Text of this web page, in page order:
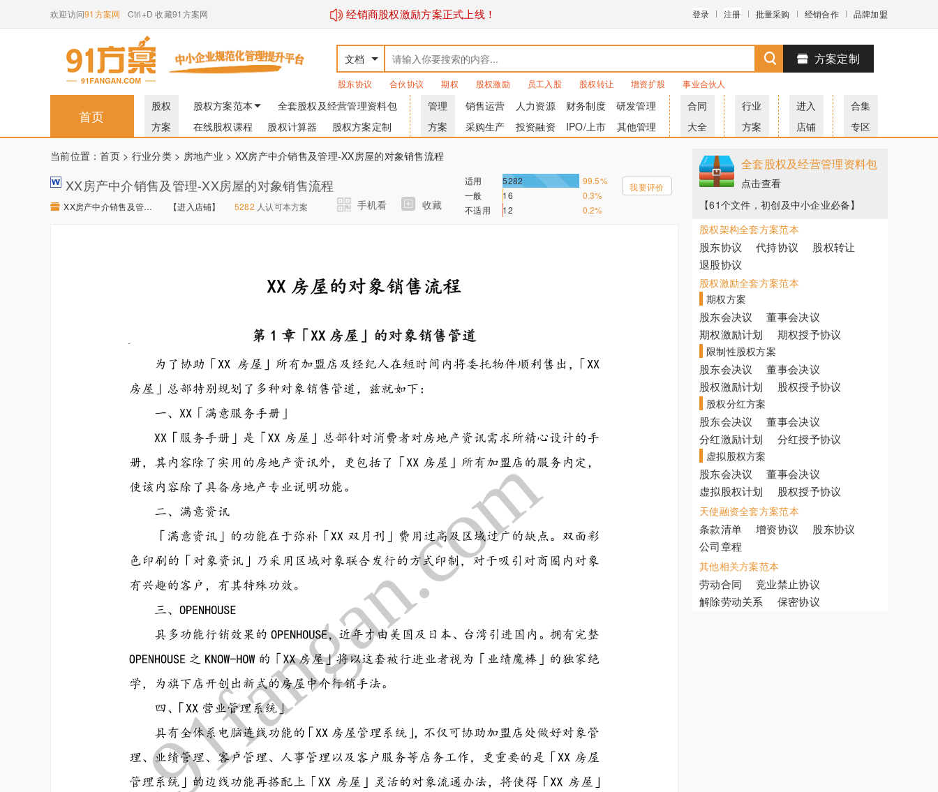
经销商股权激励方案正式上线！
欢迎访问91方案网 Ctrl+D 收藏91方案网 登录 注册 批量采购 经销合作 品牌加盟
文档
股东协议 合伙协议 期权 股权激励 员工入股 股权转让 增资扩股 事业合伙人
方案定制
首页
股权
方案
股权方案范本
全套股权及经营管理资料包
在线股权课程
股权计算器 股权方案定制
管理
方案
销售运营 人力资源 财务制度
研发管理
采购生产
投资融资 IPO/上市 其他管理
合同
大全
行业
方案
进入
店铺
合集
专区
当前位置：首页> 行业分类> 房地产业 > XX房产中介销售及管理-XX房屋的对象销售流程
XX房产中介销售及管理-XX房屋的对象销售流程
XX房产中介销售及管理全套资料 【进入店铺】 【进入店铺】 5282 人认可本方案 手机看 收藏
适用 5282
99.5%
一般
16
0.3%
不适用
12 0.2%
我要评价
全套股权及经营管理资料包
点击查看
【61个文件，初创及中小企业必备】
股权架构全套方案范本
股东协议 代持协议
股权转让
退股协议
股权激励全套方案范本
期权方案
股东会决议
董事会决议
期权激励计划
期权授予协议
限制性股权方案
股东会决议
董事会决议
股权激励计划
股权授予协议
股权分红方案
股东会决议
董事会决议
分红激励计划
分红授予协议
虚拟股权方案
股东会决议
董事会决议
虚拟股权计划
股权授予协议
天使融资全套方案范本
条款清单 增资协议
股东协议
公司章程
其他相关方案范本
劳动合同
竞业禁止协议
解除劳动关系
保密协议